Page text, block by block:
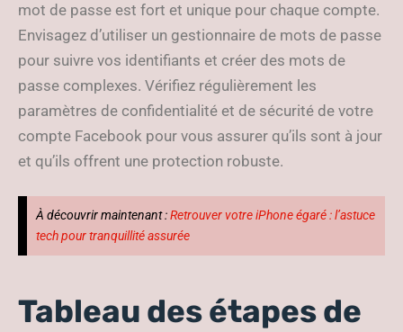
mot de passe est fort et unique pour chaque compte.
Envisagez d’utiliser un gestionnaire de mots de passe
pour suivre vos identifiants et créer des mots de
passe complexes. Vérifiez régulièrement les
paramètres de confidentialité et de sécurité de votre
compte Facebook pour vous assurer qu’ils sont à jour
et qu’ils offrent une protection robuste.
À découvrir maintenant :Retrouver votre iPhone égaré : l’astuce
tech pour tranquillité assurée
Tableau des étapes de